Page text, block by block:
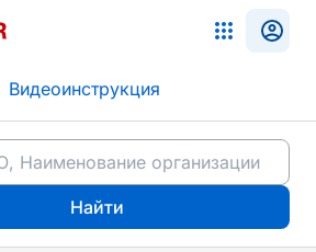
Видеоинструкция
Найти